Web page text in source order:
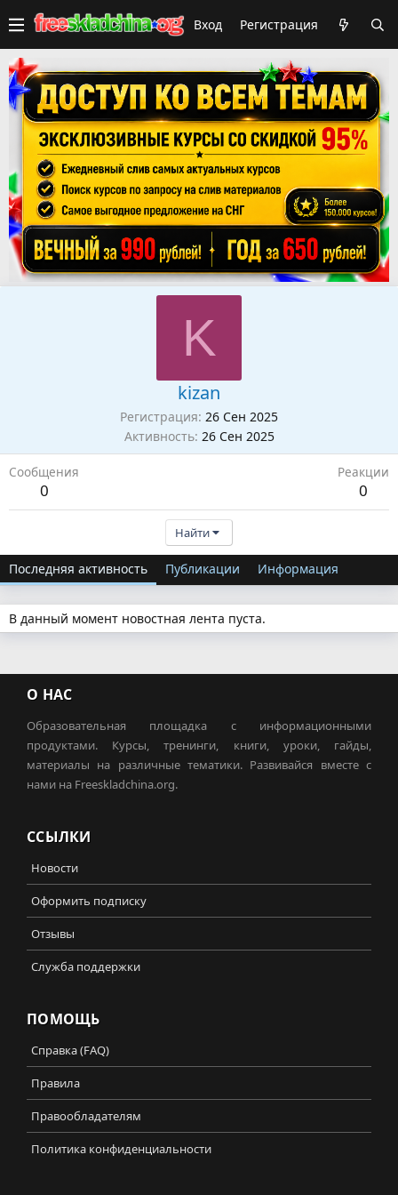
Вход Регистрация
K
kizan
Регистрация 26 Сен 2025
Активность 26 Сен 2025
Сообщения
0
Реакции
0
Найти
Последняя активность Публикации Информация
В данный момент новостная лента пуста.
О НАС
Образовательная площадка с информационными
продуктами. Курсы, тренинги, книги, уроки, гайды,
материалы на различные тематики. Развивайся вместе с
нами на Freeskladchina.org.
ССЫЛКИ
Новости
Оформить подписку
Отзывы
Служба поддержки
ПОМОЩЬ
Справка (FAQ)
Правила
Правообладателям
Политика конфиденциальности